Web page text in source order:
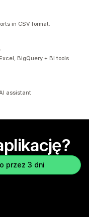
in CSV format.
BigQuery + BI tools
assistant
przez 3 dni